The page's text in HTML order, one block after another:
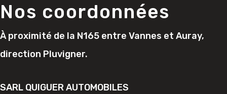
Nos coordonnées
À proximité de la N165 entre Vannes et Auray,
direction Pluvigner.
SARL QUIGUER AUTOMOBILES